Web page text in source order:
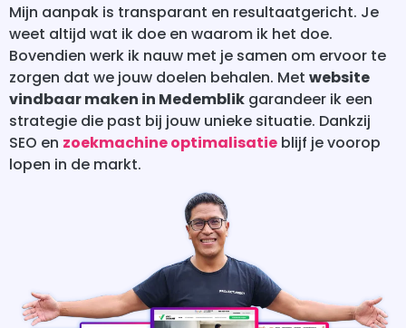
Mijn aanpak is transparant en resultaatgericht. Je
weet altijd wat ik doe en waarom ik het doe.
Bovendien werk ik nauw met je samen om ervoor te
zorgen dat we jouw doelen behalen. Met website
vindbaar maken in Medemblik garandeer ik een
strategie die past bij jouw unieke situatie. Dankzij
SEO en zoekmachine optimalisatie blijf je voorop
lopen in de markt.